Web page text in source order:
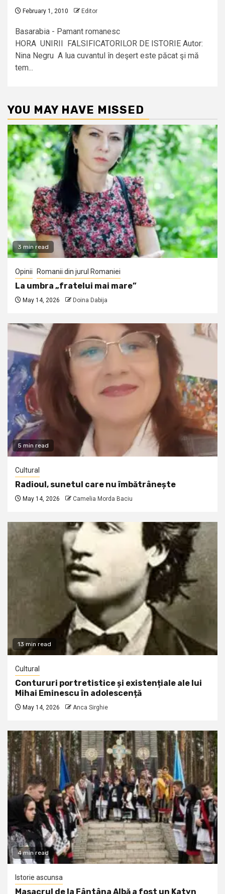
February 1, 2010 Editor
Basarabia - Pamant romanesc
HORA UNIRII FALSIFICATORILOR DE ISTORIE Autor:
Nina Negru A lua cuvantul în deşert este păcat şi mă
tem...
YOU MAY HAVE MISSED
3 min read
Opinii Romanii din jurul Romaniei
La umbra „fratelui mai mare”
May 14, 2026 Doina Dabija
5 min read
Cultural
Radioul, sunetul care nu îmbătrânește
May 14, 2026 Camelia Morda Baciu
13 min read
Cultural
Contururi portretistice și existențiale ale lui
Mihai Eminescu în adolescență
May 14, 2026 Anca Sirghie
4 min read
Istorie ascunsa
Masacrul de la Fântâna Albă a fost un Katyn